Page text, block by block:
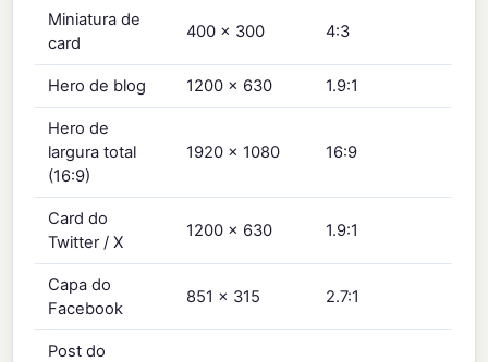
Miniatura de
card
400 × 300 4:3
Hero de blog 1200 × 630 1.9:1
Hero de
largura total
(16:9)
1920 × 1080 16:9
Card do
Twitter / X
1200 × 630 1.9:1
Capa do
Facebook
851 × 315 2.7:1
Post do